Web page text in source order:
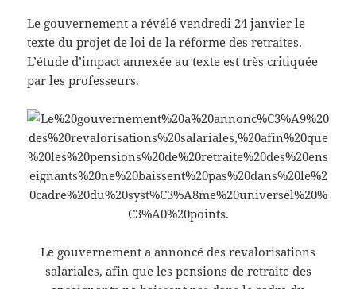
Le gouvernement a révélé vendredi 24 janvier le
texte du projet de loi de la réforme des retraites.
L’étude d’impact annexée au texte est très critiquée
par les professeurs.
Le gouvernement a annoncé des revalorisations
salariales, afin que les pensions de retraite des